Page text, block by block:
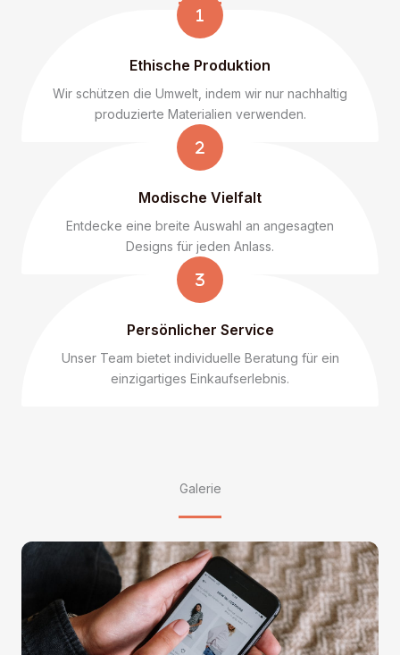
Ethische Produktion
Wir schützen die Umwelt, indem wir nur nachhaltig
produzierte Materialien verwenden.
Modische Vielfalt
Entdecke eine breite Auswahl an angesagten
Designs für jeden Anlass.
Persönlicher Service
Unser Team bietet individuelle Beratung für ein
einzigartiges Einkaufserlebnis.
Galerie